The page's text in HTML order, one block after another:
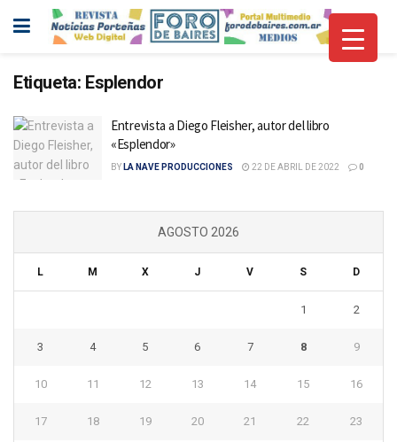
Etiqueta: Esplendor
Entrevista a Diego Fleisher, autor del libro
«Esplendor»
BY LA NAVE PRODUCCIONES 22 DE ABRIL DE 2022 0
AGOSTO 2026
L M X J V S D
1 2
3 4 5 6 7 8 9
10 11 12 13 14 15 16
17 18 19 20 21 22 23